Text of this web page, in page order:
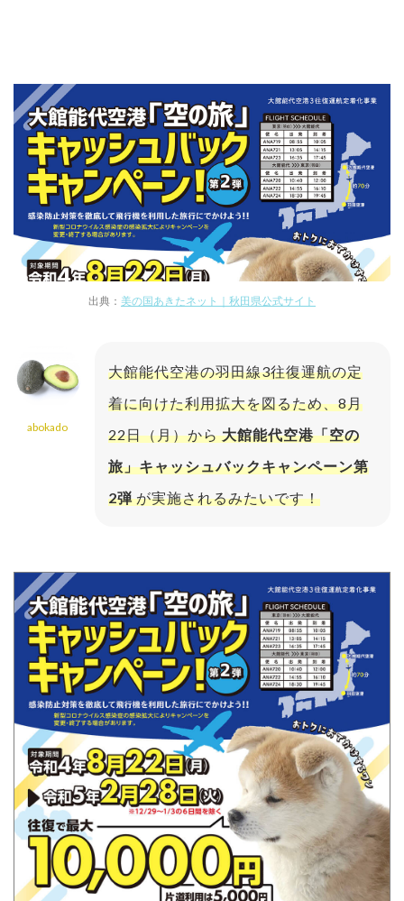
出典： 美の国あきたネット｜秋田県公式サイト
abokado
大館能代空港の羽田線3往復運航の定
着に向けた利用拡大を図るため、8月
22日（月）から大館能代空港「空の
旅」キャッシュバックキャンペーン第
2弾が実施されるみたいです！